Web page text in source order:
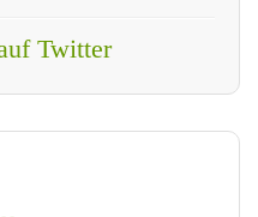
Twitter